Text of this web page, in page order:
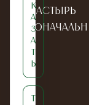
монастырь
Новоначальн
к
а
з
а
т
ь
Т